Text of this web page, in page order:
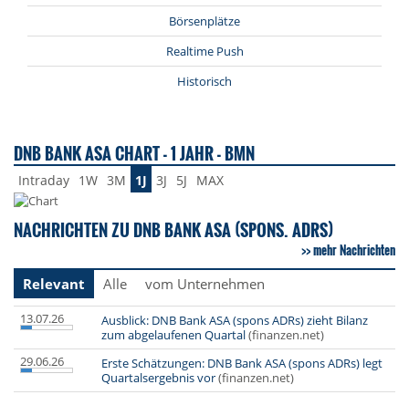
Börsenplätze
Realtime Push
Historisch
DNB BANK ASA CHART - 1 JAHR - BMN
Intraday 1W 3M 1J 3J 5J MAX
NACHRICHTEN ZU DNB BANK ASA (SPONS. ADRS)
mehr Nachrichten
Relevant
Alle vom Unternehmen
13.07.26
Ausblick: DNB Bank ASA (spons ADRs) zieht Bilanz
zum abgelaufenen Quartal(finanzen.net)
29.06.26
Erste Schätzungen: DNB Bank ASA (spons ADRs) legt
Quartalsergebnis vor(finanzen.net)